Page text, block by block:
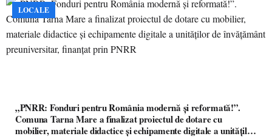
LOCALE
„PNRR: Fonduri pentru România modernă și reformată!”.
Comuna Tarna Mare a finalizat proiectul de dotare cu
mobilier, materiale didactice și echipamente digitale a unităților